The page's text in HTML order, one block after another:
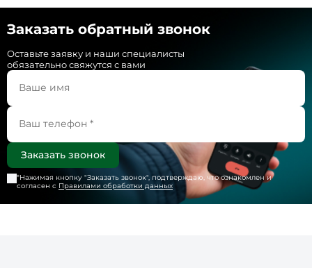
Заказать обратный звонок
Оставьте заявку и наши специалисты
обязательно свяжутся с вами
*Нажимая кнопку "Заказать звонок", подтверждаю, что ознакомлен и
согласен с Правилами обработки данных